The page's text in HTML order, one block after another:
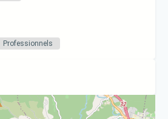
Professionnels